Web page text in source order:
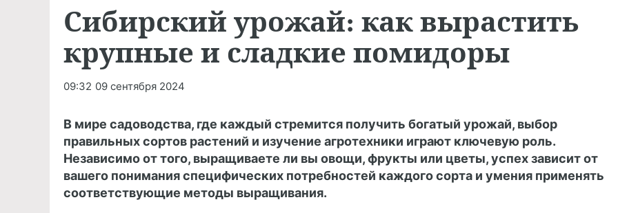
Сибирский урожай: как вырастить
крупные и сладкие помидоры
09:32 09 сентября 2024
В мире садоводства, где каждый стремится получить богатый урожай, выбор
правильных сортов растений и изучение агротехники играют ключевую роль.
Независимо от того, выращиваете ли вы овощи, фрукты или цветы, успех зависит от
вашего понимания специфических потребностей каждого сорта и умения применять
соответствующие методы выращивания.